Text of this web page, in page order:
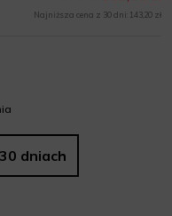
Najniższa cena z 30 dni: 143,20 zł
dniach